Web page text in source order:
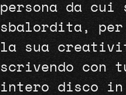
persona da cui
sbalordita,
la sua
scrivendo con
intero disco in